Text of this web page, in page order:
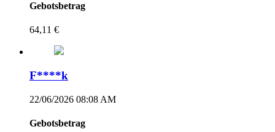
Gebotsbetrag
64,11 €
F****k
22/06/2026 08:08 AM
Gebotsbetrag